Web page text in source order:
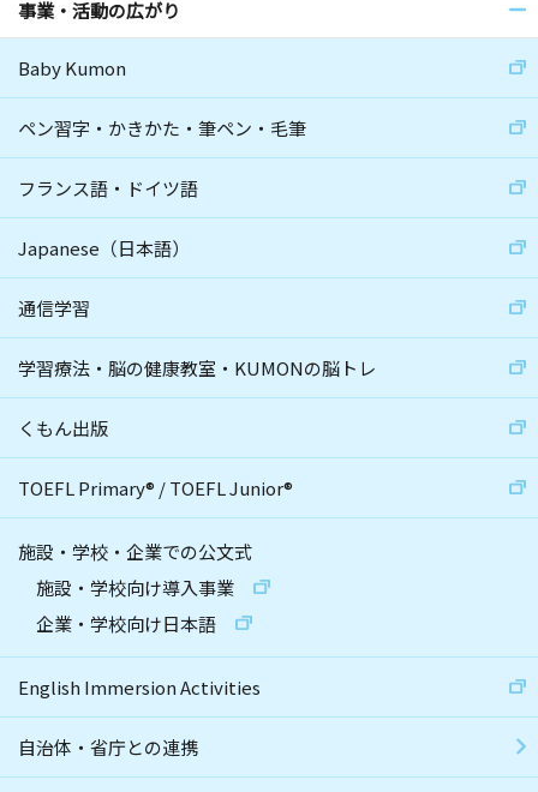
事業・活動の広がり
Baby Kumon
ペン習字・かきかた・筆ペン・毛筆
フランス語・ドイツ語
Japanese（日本語）
通信学習
学習療法・脳の健康教室・KUMONの脳トレ
くもん出版
TOEFL Primary® /TOEFL Junior®
施設・学校・企業での公文式
施設・学校向け導入事業
企業・学校向け日本語
English Immersion Activities
自治体・省庁との連携